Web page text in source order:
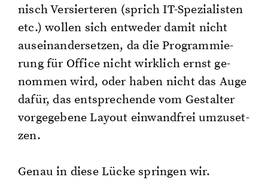
nisch Ver­sier­te­ren (sprich IT-Spe­zia­lis­ten
etc.) wol­len sich ent­we­der damit nicht
aus­ein­an­der­set­zen, da die Pro­gram­mie­
rung für Of­fice nicht wirk­lich ernst ge­
nom­men wird, oder haben nicht das Auge
dafür, das ent­spre­chen­de vom Ge­stal­ter
vor­ge­ge­be­ne Lay­out ein­wand­frei um­zu­set­
zen.
Genau in diese Lücke sprin­gen wir.